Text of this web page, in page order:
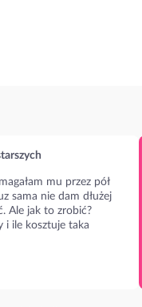
mu przez pół
sama nie dam dłużej
Ale jak to zrobić?
i ile kosztuje taka